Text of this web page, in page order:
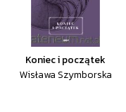
Koniec i początek
Wisława Szymborska